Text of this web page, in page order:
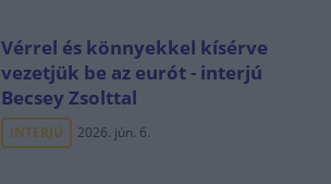
Vérrel és könnyekkel kísérve
vezetjük be az eurót - interjú
Becsey Zsolttal
INTERJÚ 2026. jún. 6.